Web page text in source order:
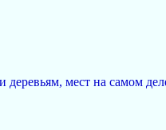
деревьям, мест на самом